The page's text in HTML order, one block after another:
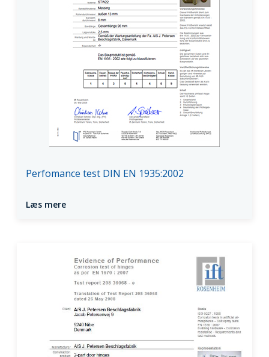
Perfomance test DIN EN 1935:2002
Læs mere